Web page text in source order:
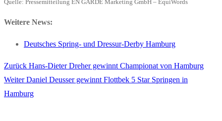
Quelle: Pressemitteilung EN GARDE Marketing GmbH – EquiWords
Weitere News:
Deutsches Spring- und Dressur-Derby Hamburg
Beitragsnavigation
Zurück Vorheriger
Beitrag:
Hans-Dieter Dreher gewinnt Championat von Hamburg
Weiter Nächster
Beitrag:
Daniel Deusser gewinnt Flottbek 5 Star Springen in
Hamburg